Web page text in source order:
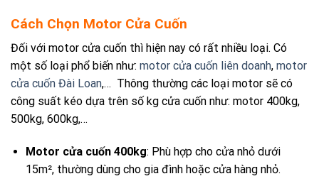
Cách Chọn Motor Cửa Cuốn
Đối với motor cửa cuốn thì hiện nay có rất nhiều loại. Có
một số loại phổ biến như: motor cửa cuốn liên doanh, motor
cửa cuốn Đài Loan,… Thông thường các loại motor sẽ có
công suất kéo dựa trên số kg cửa cuốn như: motor 400kg,
500kg, 600kg,…
Motor cửa cuốn 400kg: Phù hợp cho cửa nhỏ dưới
15m², thường dùng cho gia đình hoặc cửa hàng nhỏ.